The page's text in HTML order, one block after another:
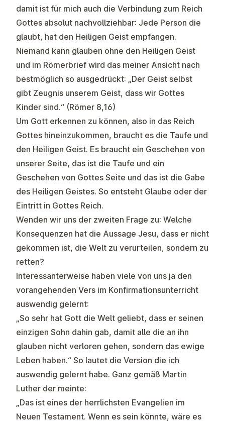
damit ist für mich auch die Verbindung zum Reich
Gottes absolut nachvollziehbar: Jede Person die
glaubt, hat den Heiligen Geist empfangen.
Niemand kann glauben ohne den Heiligen Geist
und im Römerbrief wird das meiner Ansicht nach
bestmöglich so ausgedrückt: „Der Geist selbst
gibt Zeugnis unserem Geist, dass wir Gottes
Kinder sind.“ (Römer 8,16)
Um Gott erkennen zu können, also in das Reich
Gottes hineinzukommen, braucht es die Taufe und
den Heiligen Geist. Es braucht ein Geschehen von
unserer Seite, das ist die Taufe und ein
Geschehen von Gottes Seite und das ist die Gabe
des Heiligen Geistes. So entsteht Glaube oder der
Eintritt in Gottes Reich.
Wenden wir uns der zweiten Frage zu: Welche
Konsequenzen hat die Aussage Jesu, dass er nicht
gekommen ist, die Welt zu verurteilen, sondern zu
retten?
Interessanterweise haben viele von uns ja den
vorangehenden Vers im Konfirmationsunterricht
auswendig gelernt:
„So sehr hat Gott die Welt geliebt, dass er seinen
einzigen Sohn dahin gab, damit alle die an ihn
glauben nicht verloren gehen, sondern das ewige
Leben haben.“ So lautet die Version die ich
auswendig gelernt habe. Ganz gemäß Martin
Luther der meinte:
„Das ist eines der herrlichsten Evangelien im
Neuen Testament. Wenn es sein könnte, wäre es